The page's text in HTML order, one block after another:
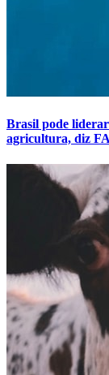
Brasil pode
agricultura, diz